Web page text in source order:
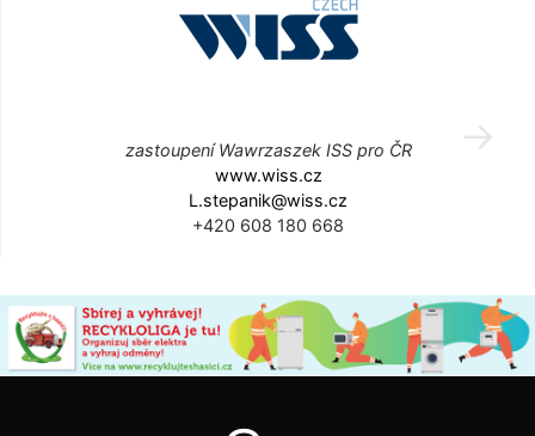
zastoupení Wawrzaszek ISS pro ČR
www.wiss.cz
L.stepanik@wiss.cz
+420 608 180 668